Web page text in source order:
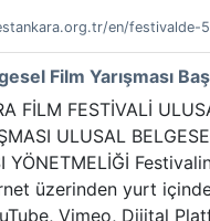
en/festivalde-
Film Yarışması
FİLM FESTİVALİ
ULUSAL
YÖNETMELİĞİ
üzerinden yurt
Vimeo, Dijital